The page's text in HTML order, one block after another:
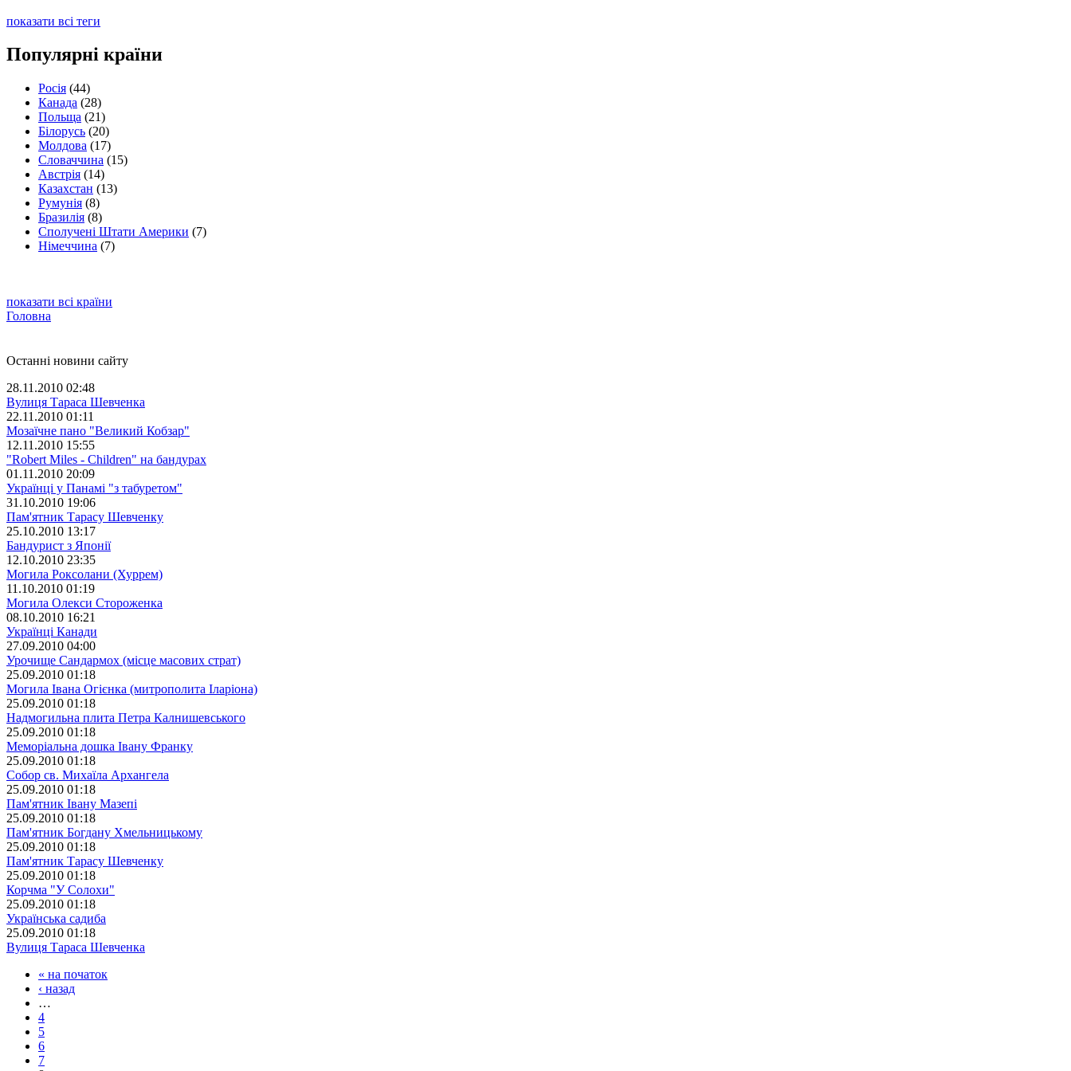
показати всі теги
Популярні країни
Росія (44)
Канада (28)
Польща (21)
Білорусь (20)
Молдова (17)
Словаччина (15)
Австрія (14)
Казахстан (13)
Румунія (8)
Бразилія (8)
Сполучені Штати Америки (7)
Німеччина (7)
показати всі країни
Головна
Останні новини сайту
28.11.2010 02:48
Вулиця Тараса Шевченка
22.11.2010 01:11
Мозаїчне пано "Великий Кобзар"
12.11.2010 15:55
"Robert Miles - Children" на бандурах
01.11.2010 20:09
Українці у Панамі "з табуретом"
31.10.2010 19:06
Пам'ятник Тарасу Шевченку
25.10.2010 13:17
Бандурист з Японії
12.10.2010 23:35
Могила Роксолани (Хуррем)
11.10.2010 01:19
Могила Олекси Стороженка
08.10.2010 16:21
Українці Канади
27.09.2010 04:00
Урочище Сандармох (місце масових страт)
25.09.2010 01:18
Могила Івана Огієнка (митрополита Іларіона)
25.09.2010 01:18
Надмогильна плита Петра Калнишевського
25.09.2010 01:18
Меморіальна дошка Івану Франку
25.09.2010 01:18
Собор св. Михаїла Архангела
25.09.2010 01:18
Пам'ятник Івану Мазепі
25.09.2010 01:18
Пам'ятник Богдану Хмельницькому
25.09.2010 01:18
Пам'ятник Тарасу Шевченку
25.09.2010 01:18
Корчма "У Солохи"
25.09.2010 01:18
Українська садиба
25.09.2010 01:18
Вулиця Тараса Шевченка
« на початок
‹ назад
…
4
5
6
7